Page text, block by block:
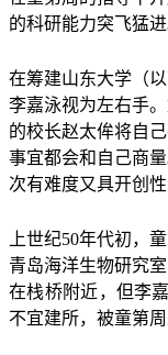
的科研能力突飞猛进
在筹建山东大学（
李嘉泳视为左右手
的校长赵太侔将自
事宜都会和自己商
次有难度又具开创
上世纪50年代初，
青岛海洋生物研究
在栈桥附近，但李
不宜建所，被童第周